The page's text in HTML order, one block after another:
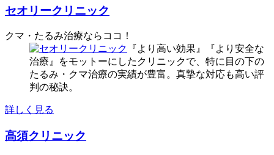
セオリークリニック
クマ・たるみ治療ならココ！
『より高い効果』『より安全な
治療』をモットーにしたクリニックで、特に目の下の
たるみ・クマ治療の実績が豊富。真摯な対応も高い評
判の秘訣。
詳しく見る
高須クリニック